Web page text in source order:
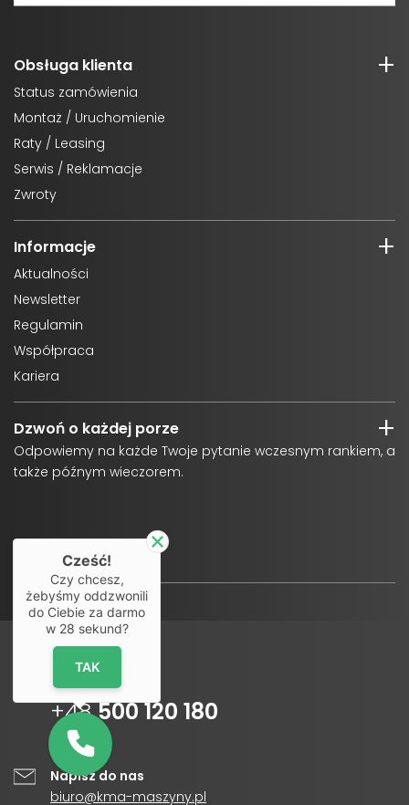
Obsługa klienta
Status zamówienia
Montaż / Uruchomienie
Raty / Leasing
Serwis / Reklamacje
Zwroty
Informacje
Aktualności
Newsletter
Regulamin
Współpraca
Kariera
Dzwoń o każdej porze
Odpowiemy na każde Twoje pytanie wczesnym rankiem, a
także późnym wieczorem.
Infolinia
+48500 120 180
Napisz do nas
biuro@kma-maszyny.pl
Cześć!
Czy chcesz,
żebyśmy oddzwonili
do Ciebie za darmo
w 28 sekund?
TAK